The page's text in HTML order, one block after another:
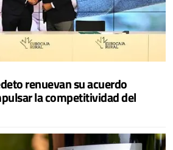
renuevan su acuerdo
la competitividad del